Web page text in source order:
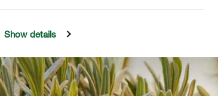
Show details